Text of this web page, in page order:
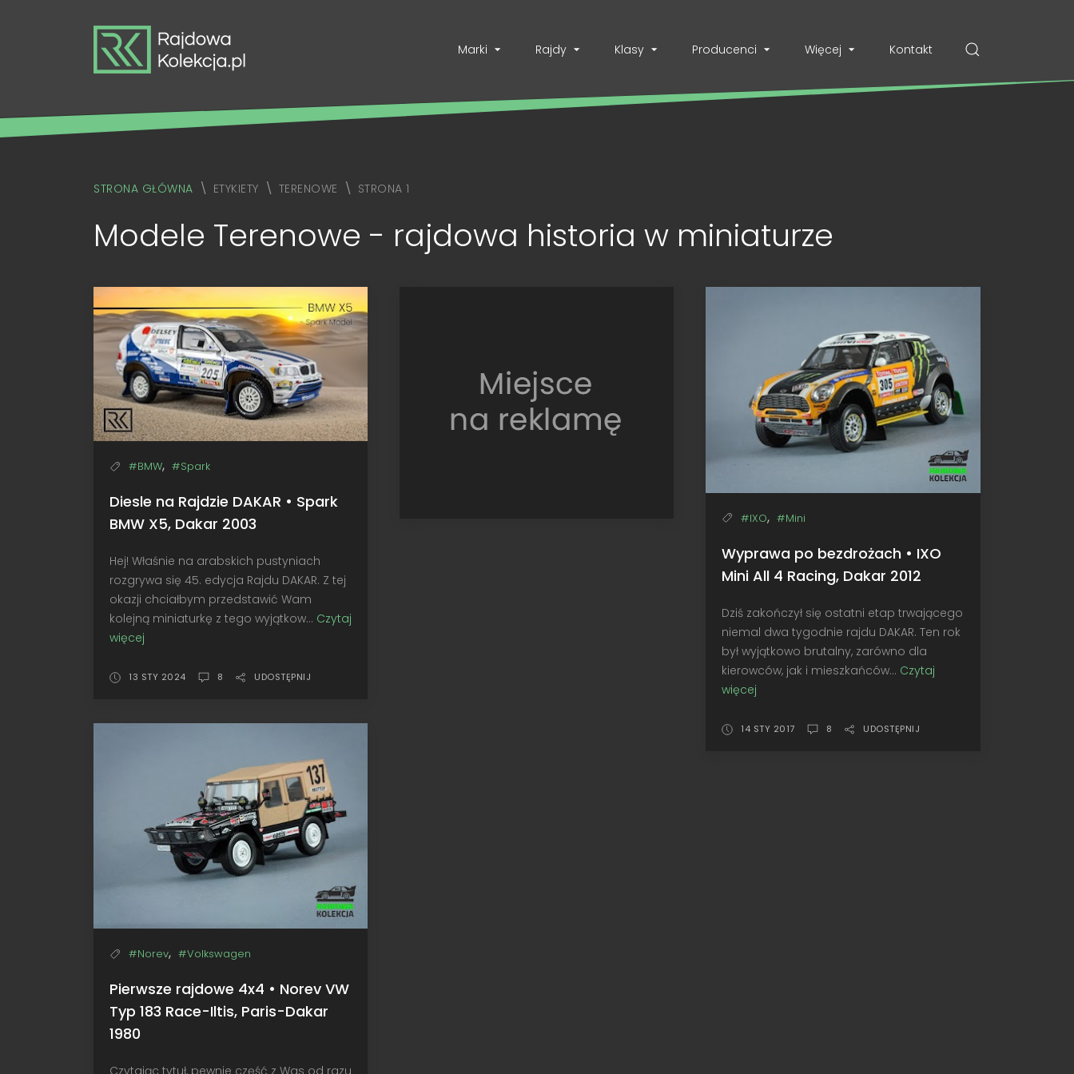
Marki Rajdy Klasy Producenci Więcej Kontakt
STRONA GŁÓWNA ETYKIETY TERENOWE STRONA 1
Modele Terenowe - rajdowa historia w miniaturze
#BMW, #Spark
Diesle na Rajdzie DAKAR • Spark
BMW X5, Dakar 2003
Hej! Właśnie na arabskich pustyniach
rozgrywa się 45. edycja Rajdu DAKAR. Z tej
okazji chciałbym przedstawić Wam
kolejną miniaturkę z tego wyjątkow... Czytaj
więcej
Rajdzie
13 STY 2024 8 UDOSTĘPNIJ
#IXO, #Mini
Wyprawa po bezdrożach • IXO
Mini All 4 Racing, Dakar 2012
Dziś zakończył się ostatni etap trwającego
niemal dwa tygodnie rajdu DAKAR. Ten rok
był wyjątkowo brutalny, zarówno dla
kierowców, jak i mieszkańców... Czytaj
więcej
bezdrożach
14 STY 2017 8 UDOSTĘPNIJ
#Norev, #Volkswagen
Pierwsze rajdowe 4x4 • Norev VW
Typ 183 Race-Iltis, Paris-Dakar
1980